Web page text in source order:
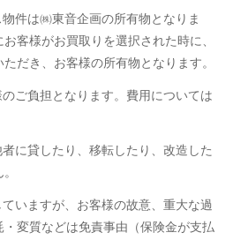
件は㈱東音企画の所有物となりま
客様がお買取りを選択された時に、
だき、お客様の所有物となります。
ご負担となります。費用については
に貸したり、移転したり、改造した
いますが、お客様の故意、重大な過
変質などは免責事由（保険金が支払